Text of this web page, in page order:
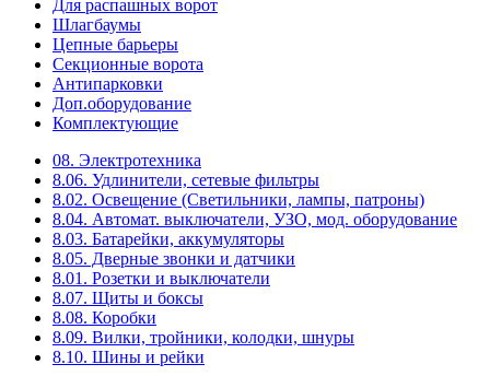
Для распашных ворот
Шлагбаумы
Цепные барьеры
Секционные ворота
Антипарковки
Доп.оборудование
Комплектующие
08. Электротехника
8.06. Удлинители, сетевые фильтры
8.02. Освещение (Светильники, лампы, патроны)
8.04. Автомат. выключатели, УЗО, мод. оборудование
8.03. Батарейки, аккумуляторы
8.05. Дверные звонки и датчики
8.01. Розетки и выключатели
8.07. Щиты и боксы
8.08. Коробки
8.09. Вилки, тройники, колодки, шнуры
8.10. Шины и рейки